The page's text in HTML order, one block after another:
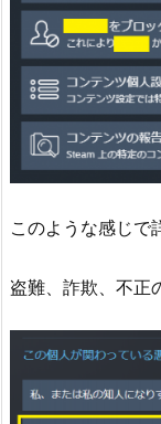
このような感じで
盗難、詐欺、不正